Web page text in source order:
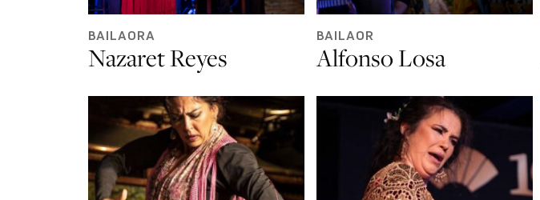
BAILAORA
Nazaret Reyes
BAILAOR
Alfonso Losa